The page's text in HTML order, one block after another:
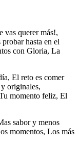
vas querer más!,
hasta en el
con Gloria, La
El reto es comer
originales,
momento feliz, El
sabor y menos
momentos, Los más